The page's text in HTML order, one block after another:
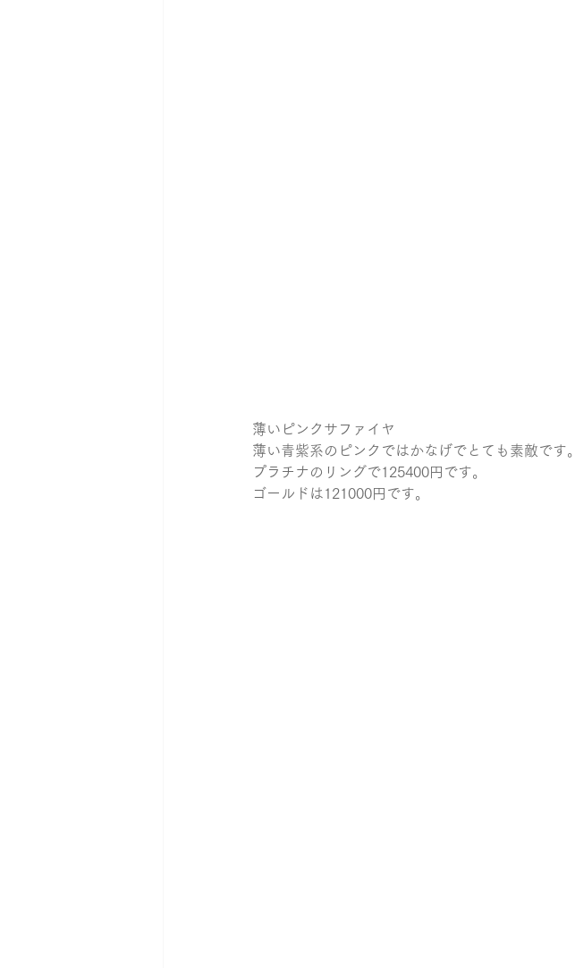
薄いピンクサファイヤ
薄い青紫系のピンクではかなげでとても素敵です。
プラチナのリングで125400円です。
ゴールドは121000円です。